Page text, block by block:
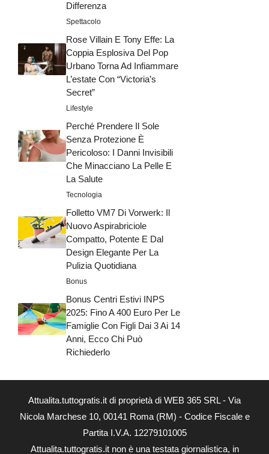
Differenza
Spettacolo
Rose Villain E Tony Effe: La
Coppia Esplosiva Del Pop
Urbano Torna Ad Infiammare
L’estate Con “Victoria’s
Secret”
Lifestyle
Perché Prendere Il Sole
Senza Protezione È
Pericoloso: I Danni Invisibili
Che Minacciano La Pelle E
La Salute
Tecnologia
Folletto VM7 Di Vorwerk: Il
Nuovo Aspirabriciole
Compatto, Potente E Dal
Design Elegante Per La
Pulizia Quotidiana
Bonus
Bonus Centri Estivi INPS
2025: Fino A 400 Euro Per Le
Famiglie Con Figli Dai 3 Ai 14
Anni, Ecco Chi Può
Richiederlo
Attualita.tuttogratis.it di proprietà di WEB 365 SRL - Via
Nicola Marchese 10, 00141 Roma (RM) - Codice Fiscale e
Partita I.V.A. 12279101005
Attualita.tuttogratis.it non è una testata giornalistica, in